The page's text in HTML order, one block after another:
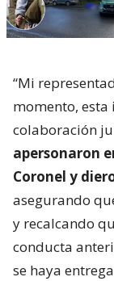
“Mi
momento, esta
colaboración
apersonaron
Coronel y
asegurando
y recalcando
conducta
se haya